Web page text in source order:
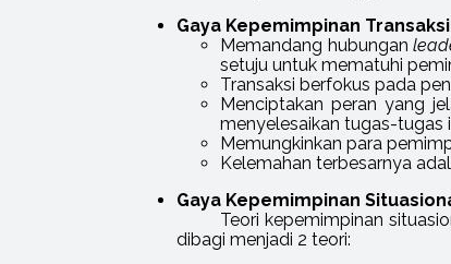
Gaya Kepemimpinan
Memandang hubungan
setuju untuk mematuhi
Transaksi berfokus pada
Menciptakan peran yang
menyelesaikan tugas-tugas
Memungkinkan para
Kelemahan terbesarnya
Gaya Kepemimpinan
Teori kepemimpinan
dibagi menjadi 2 teori: